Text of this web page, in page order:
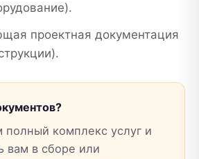
проектная документация
комплекс услуг и
вам в сборе или